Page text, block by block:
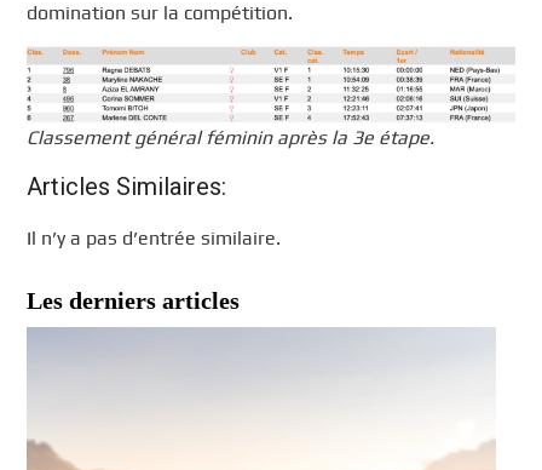
domination sur la compétition.
Classement général féminin après la 3e étape.
Articles Similaires:
Il n’y a pas d’entrée similaire.
Les derniers articles